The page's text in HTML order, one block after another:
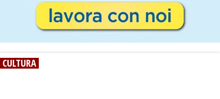
CULTURA